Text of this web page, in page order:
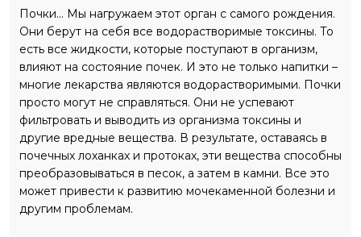
Почки... Мы нагружаем этот орган с самого рождения.
Они берут на себя все водорастворимые токсины. То
есть все жидкости, которые поступают в организм,
влияют на состояние почек. И это не только напитки –
многие лекарства являются водорастворимыми. Почки
просто могут не справляться. Они не успевают
фильтровать и выводить из организма токсины и
другие вредные вещества. В результате, оставаясь в
почечных лоханках и протоках, эти вещества способны
преобразовываться в песок, а затем в камни. Все это
может привести к развитию мочекаменной болезни и
другим проблемам.